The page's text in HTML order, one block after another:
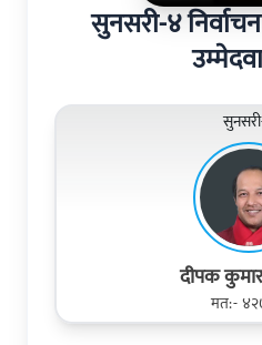
सुनसरी-४ निर्वाचन
दीपक
मत:-